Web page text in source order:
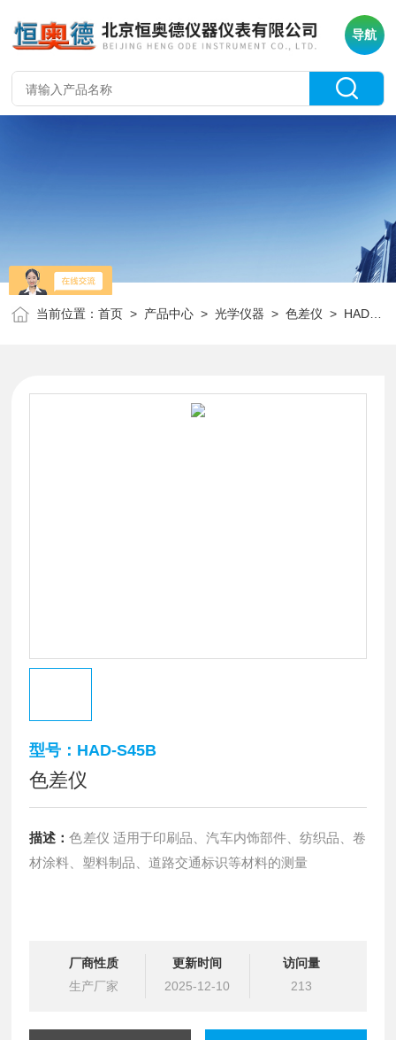
导航
当前位置：首页 > 产品中心 >光学仪器 >色差仪 > HAD-S45B色差仪
型号：HAD-S45B
色差仪
描述：色差仪 适用于印刷品、汽车内饰部件、纺织品、卷
材涂料、塑料制品、道路交通标识等材料的测量
厂商性质
生产厂家
更新时间
2025-12-10
访问量
213